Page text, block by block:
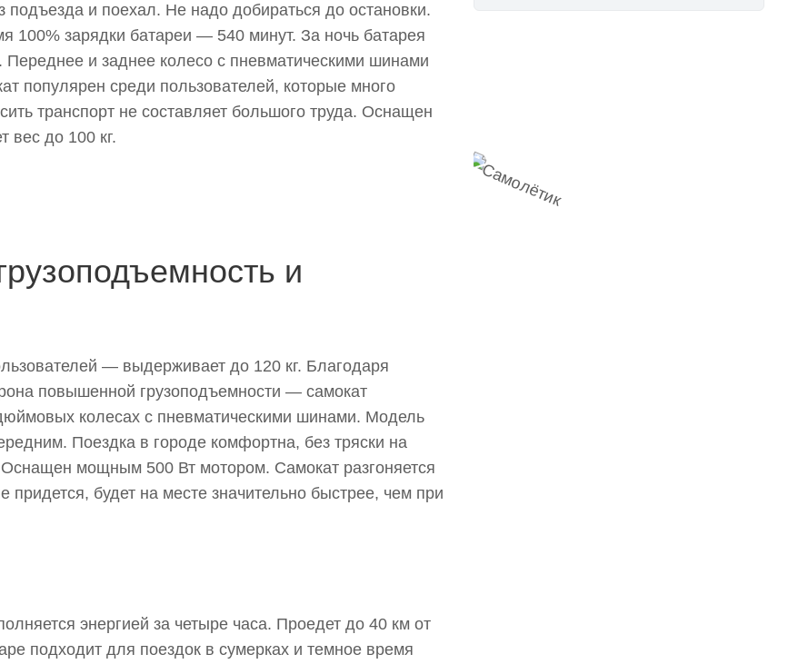
и поехал. Не надо добираться до остановки.
100% зарядки батареи — 540 минут. За ночь батарея
и заднее колесо с пневматическими шинами
популярен среди пользователей, которые много
транспорт не составляет большого труда. Оснащен
вес до 100 кг.
и
— выдерживает до 120 кг. Благодаря
повышенной грузоподъемности — самокат
колесах с пневматическими шинами. Модель
Поездка в городе комфортна, без тряски на
мощным 500 Вт мотором. Самокат разгоняется
придется, будет на месте значительно быстрее, чем при
энергией за четыре часа. Проедет до 40 км от
подходит для поездок в сумерках и темное время